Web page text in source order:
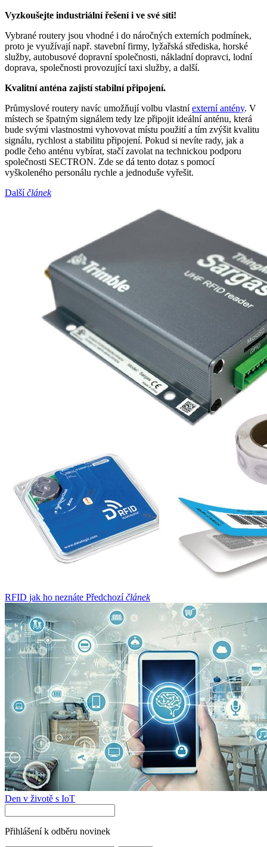
Vyzkoušejte industriální řešení i ve své síti!
Vybrané routery jsou vhodné i do náročných externích podmínek,
proto je využívají např. stavební firmy, lyžařská střediska, horské
služby, autobusové dopravní společnosti, nákladní dopravci, lodní
doprava, společnosti provozující taxi služby, a další.
Kvalitní anténa zajistí stabilní připojení.
Průmyslové routery navíc umožňují volbu vlastníexterníantény. V
místech se špatným signálem tedy lze připojit ideální anténu, která
bude svými vlastnostmi vyhovovat místu použití a tím zvýšit kvalitu
signálu, rychlost a stabilitu připojení. Pokud si nevíte rady, jak a
podle čeho anténu vybírat, stačí zavolat na technickou podporu
společnosti SECTRON. Zde se dá tento dotaz s pomocí
vyškoleného personálu rychle a jednoduše vyřešit.
Dalšíčlánek
RFID jak ho neznáte Předchozíčlánek
Den v životě s IoT
Přihlášení k odběru novinek